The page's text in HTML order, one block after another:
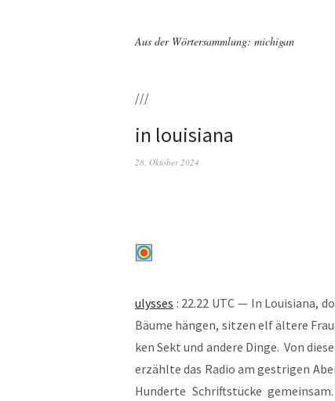
Aus der Wörtersammlung: michigan
///
in louisiana
28. Oktober 2024
ulys­ses : 22.22 UTC — In Loui­sia­na,
Bäu­me hän­gen, sit­zen elf älte­re
ken Sekt und ande­re Din­ge. Von
erzähl­te das Radio am gest­ri­gen
Hun­der­te Schrift­stü­cke